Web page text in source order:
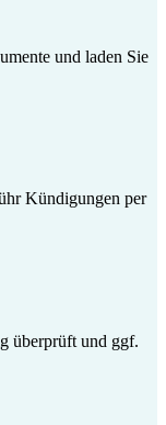
und laden Sie
Kündigungen per
überprüft und ggf.